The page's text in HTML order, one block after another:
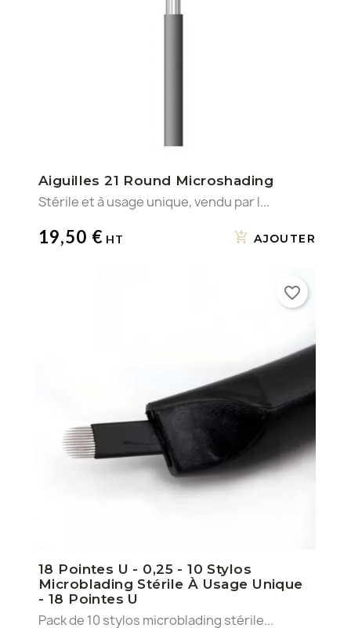
Aiguilles 21 Round Microshading
Stérile et à usage unique, vendu par l...
19,50 € AJOUTER
18 Pointes U - 0,25 - 10 Stylos
Microblading Stérile À Usage Unique
- 18 Pointes U
Pack de 10 stylos microblading stérile...
favorite_border